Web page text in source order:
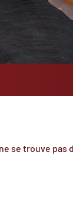
se trouve pas